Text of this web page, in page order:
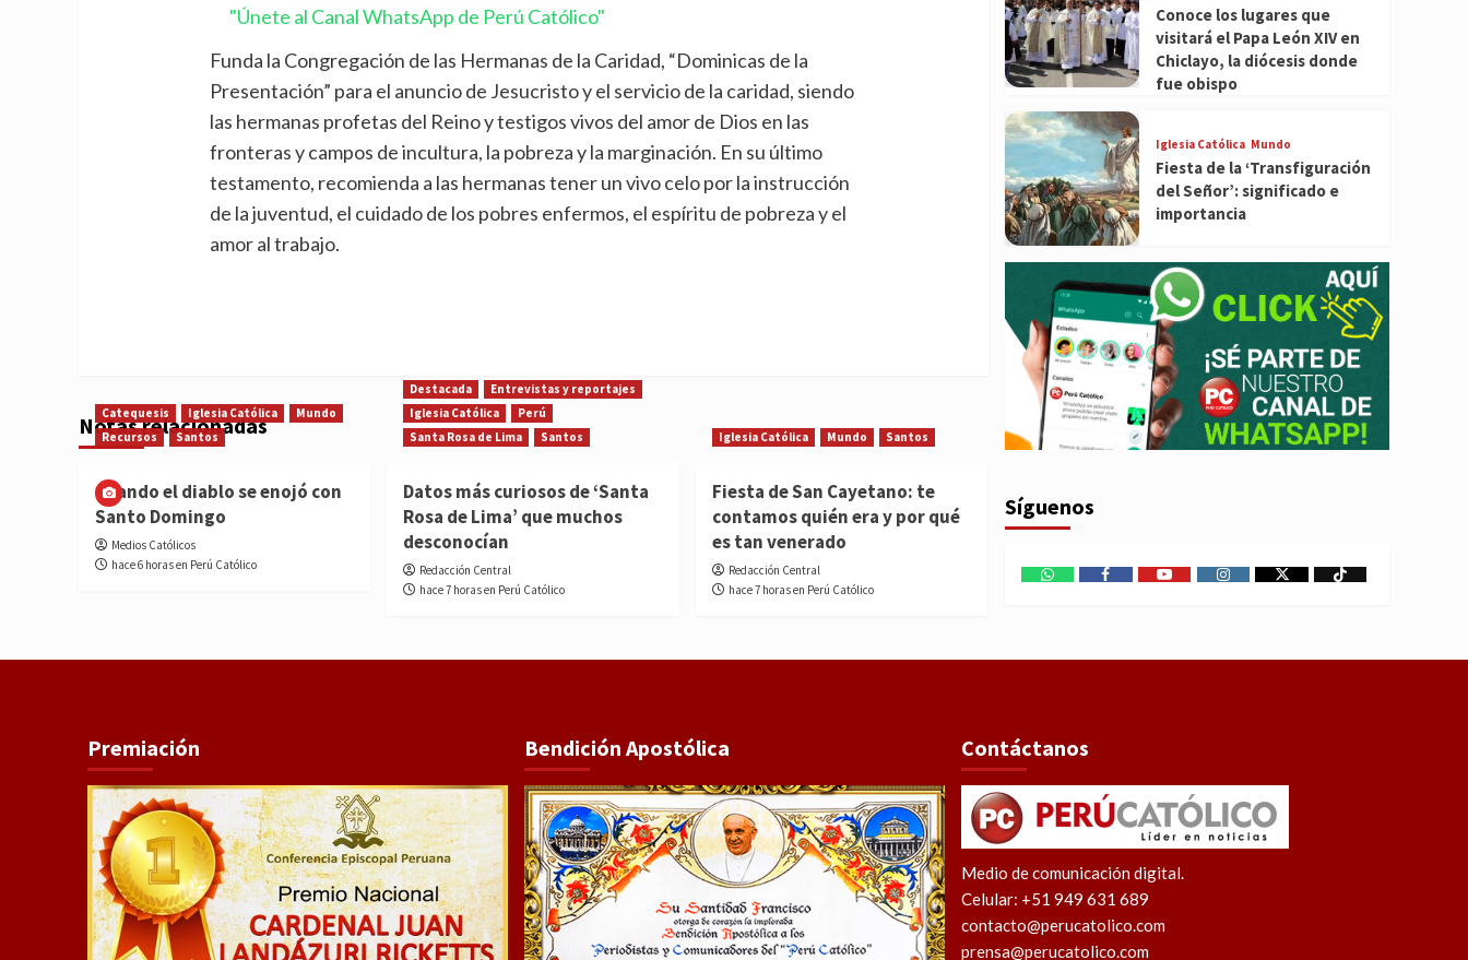
"Únete al Canal WhatsApp de Perú Católico"
Funda la Congregación de las Hermanas de la Caridad, “Dominicas de la
Presentación” para el anuncio de Jesucristo y el servicio de la caridad, siendo
las hermanas profetas del Reino y testigos vivos del amor de Dios en las
fronteras y campos de incultura, la pobreza y la marginación. En su último
testamento, recomienda a las hermanas tener un vivo celo por la instrucción
de la juventud, el cuidado de los pobres enfermos, el espíritu de pobreza y el
amor al trabajo.
Notas relacionadas
Catequesis Iglesia Católica
Mundo
Recursos
Santos
Cuando el diablo se enojó con
Santo Domingo
Medios Católicos
hace 6 horas en Perú Católico
Destacada
Entrevistas y reportajes
Iglesia Católica
Perú
Santa Rosa de Lima
Santos
Datos más curiosos de ‘Santa
Rosa de Lima’ que muchos
desconocían
Redacción Central
hace 7 horas en Perú Católico
Iglesia Católica Mundo Santos
Fiesta de San Cayetano: te
contamos quién era y por qué
es tan venerado
Redacción Central
hace 7 horas en Perú Católico
Conoce los lugares que
visitará el Papa León XIV en
Chiclayo, la diócesis donde
fue obispo
Iglesia Católica Mundo
Fiesta de la ‘Transfiguración
del Señor’: significado e
importancia
Síguenos
WhatsAppFacebookYoutubeInstagram
X TikTok
Premiación Bendición Apostólica Contáctanos
Medio de comunicación digital.
Celular: +51 949 631 689
contacto@perucatolico.com
prensa@perucatolico.com